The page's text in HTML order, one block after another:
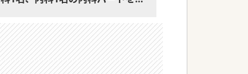
・オンコール：有 月～土曜日の
うち3日＋週末の日曜を2日程度
電話対応中心（臨
時往診必要時は内科医にて対応）